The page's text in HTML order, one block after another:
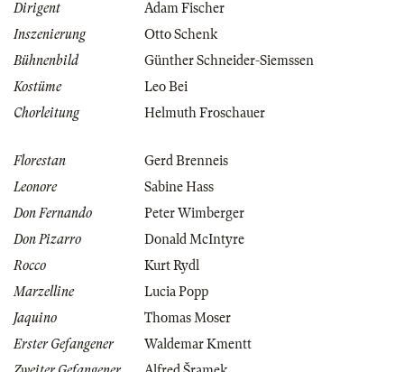
Dirigent
Adam Fischer
Inszenierung
Otto Schenk
Bühnenbild
Günther Schneider-Siemssen
Kostüme
Leo Bei
Chorleitung
Helmuth Froschauer
Florestan
Gerd Brenneis
Leonore
Sabine Hass
Don Fernando
Peter Wimberger
Don Pizarro
Donald McIntyre
Rocco
Kurt Rydl
Marzelline
Lucia Popp
Jaquino
Thomas Moser
Erster Gefangener
Waldemar Kmentt